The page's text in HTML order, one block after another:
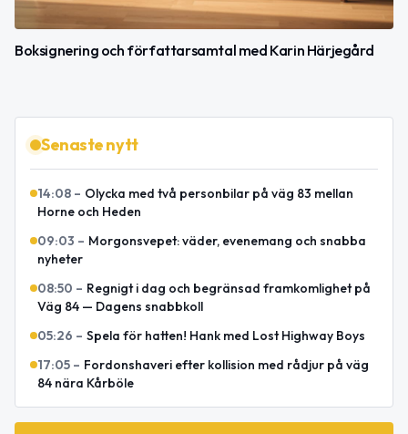
Boksignering och författarsamtal med Karin Härjegård
Senaste nytt
14:08 – Olycka med två personbilar på väg 83 mellan
Horne och Heden
09:03 – Morgonsvepet: väder, evenemang och snabba
nyheter
08:50 – Regnigt i dag och begränsad framkomlighet på
Väg 84 — Dagens snabbkoll
05:26 – Spela för hatten! Hank med Lost Highway Boys
17:05 – Fordonshaveri efter kollision med rådjur på väg
84 nära Kårböle